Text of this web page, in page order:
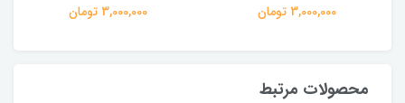
3,000,000 تومان 3,000,000 تومان
محصولات مرتبط